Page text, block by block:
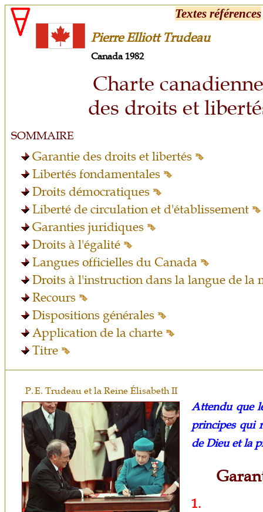
Textes références
Pierre Elliott Trudeau
Canada 1982
Charte canadienne
des droits et
SOMMAIRE
Garantie des droits et libertés
Libertés fondamentales
Droits démocratiques
Liberté de circulation et d'établissement
Garanties juridiques
Droits à l'égalité
Langues officielles du Canada
Droits à l'instruction dans la langue de la
Recours
Dispositions générales
Application de la charte
Titre
P. E. Trudeau et la Reine Élisabeth II
Attendu que
principes qui
de Dieu et la
1.